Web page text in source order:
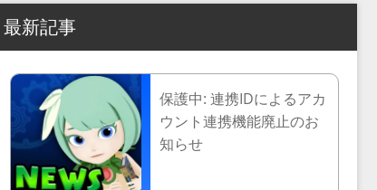
最新記事
保護中: 連携IDによるアカ
ウント連携機能廃止のお
知らせ